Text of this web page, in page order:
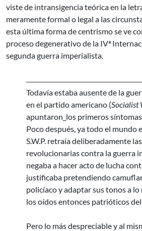
viste de intransigencia teórica en la
meramente formal o legal a las
esta última forma de centrismo se ve
proceso degenerativo de la IVª
segunda guerra imperialista.
Todavía estaba ausente de la
en el partido americano (Socialist
apuntaron_los primeros
Poco después, ya todo el mundo
S.W.P. retraía deliberadamente
revolucionarias contra la guerra
negaba a hacer acto de lucha
justificaba pretendiendo
policíaco y adaptar sus tonos a
los oídos entonces patrióticos
Pero lo más despreciable y al